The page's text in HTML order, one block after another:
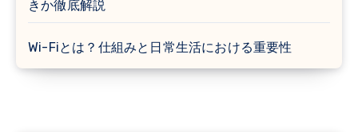
きか徹底解説
Wi-Fiとは？仕組みと日常生活における重要性